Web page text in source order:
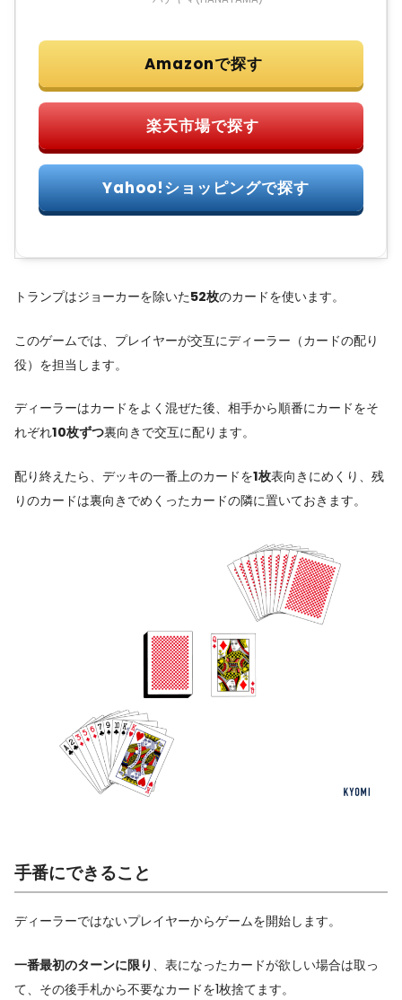
トランプはジョーカーを除いた52枚のカードを使います。
このゲームでは、プレイヤーが交互にディーラー（カードの配り
役）を担当します。
ディーラーはカードをよく混ぜた後、相手から順番にカードをそ
れぞれ10枚ずつ裏向きで交互に配ります。
配り終えたら、デッキの一番上のカードを1枚表向きにめくり、残
りのカードは裏向きでめくったカードの隣に置いておきます。
手番にできること
ディーラーではないプレイヤーからゲームを開始します。
一番最初のターンに限り 、表になったカードが欲しい場合は取っ
て、その後手札から不要なカードを1枚捨てます。